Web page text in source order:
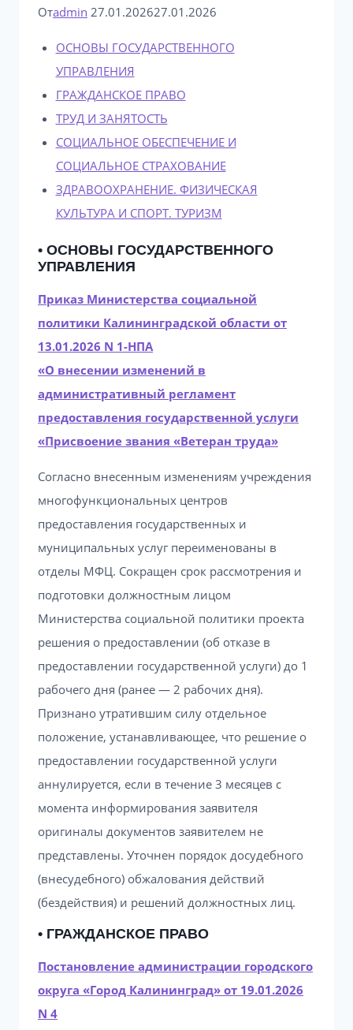
Отadmin 27.01.202627.01.2026
ОСНОВЫ ГОСУДАРСТВЕННОГО
УПРАВЛЕНИЯ
ГРАЖДАНСКОЕ ПРАВО
ТРУД И ЗАНЯТОСТЬ
СОЦИАЛЬНОЕ ОБЕСПЕЧЕНИЕ И
СОЦИАЛЬНОЕ СТРАХОВАНИЕ
ЗДРАВООХРАНЕНИЕ. ФИЗИЧЕСКАЯ
КУЛЬТУРА И СПОРТ. ТУРИЗМ
• ОСНОВЫ ГОСУДАРСТВЕННОГО
УПРАВЛЕНИЯ
Приказ Министерства социальной
политики Калининградской области от
13.01.2026 N 1-НПА
«О внесении изменений в
административный регламент
предоставления государственной услуги
«Присвоение звания «Ветеран труда»
Согласно внесенным изменениям учреждения
многофункциональных центров
предоставления государственных и
муниципальных услуг переименованы в
отделы МФЦ. Сокращен срок рассмотрения и
подготовки должностным лицом
Министерства социальной политики проекта
решения о предоставлении (об отказе в
предоставлении государственной услуги) до 1
рабочего дня (ранее — 2 рабочих дня).
Признано утратившим силу отдельное
положение, устанавливающее, что решение о
предоставлении государственной услуги
аннулируется, если в течение 3 месяцев с
момента информирования заявителя
оригиналы документов заявителем не
представлены. Уточнен порядок досудебного
(внесудебного) обжалования действий
(бездействия) и решений должностных лиц.
• ГРАЖДАНСКОЕ ПРАВО
Постановление администрации городского
округа «Город Калининград» от 19.01.2026
N 4